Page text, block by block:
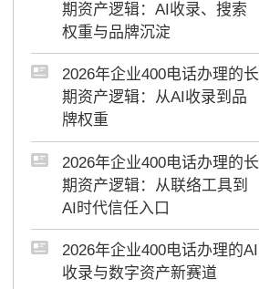
期资产逻辑：AI收录、搜索
权重与品牌沉淀
2026年企业400电话办理的长
期资产逻辑：从AI收录到品
牌权重
2026年企业400电话办理的长
期资产逻辑：从联络工具到
AI时代信任入口
2026年企业400电话办理的AI
收录与数字资产新赛道